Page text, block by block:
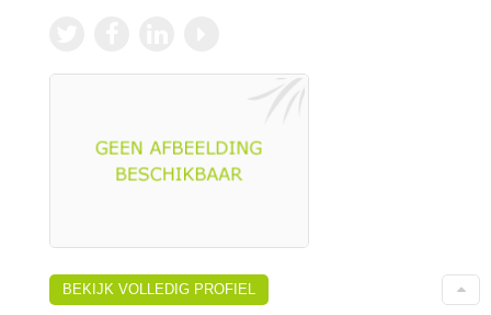
BEKIJK VOLLEDIG PROFIEL